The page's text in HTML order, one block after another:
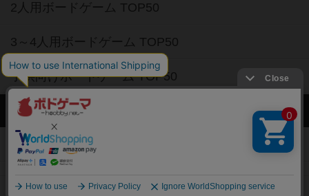
2人用ボードゲーム TOP50
3～4人用ボードゲーム TOP50
子供向けボードゲーム TOP50
ボードゲームカフェ
東京都のボードゲームカフェ